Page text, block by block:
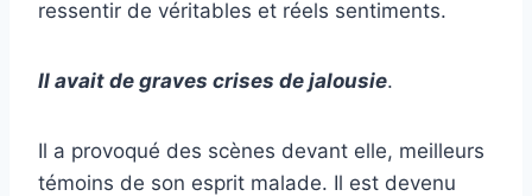
ressentir de véritables et réels sentiments.
Il avait de graves crises de jalousie.
Il a provoqué des scènes devant elle, meilleurs
témoins de son esprit malade. Il est devenu